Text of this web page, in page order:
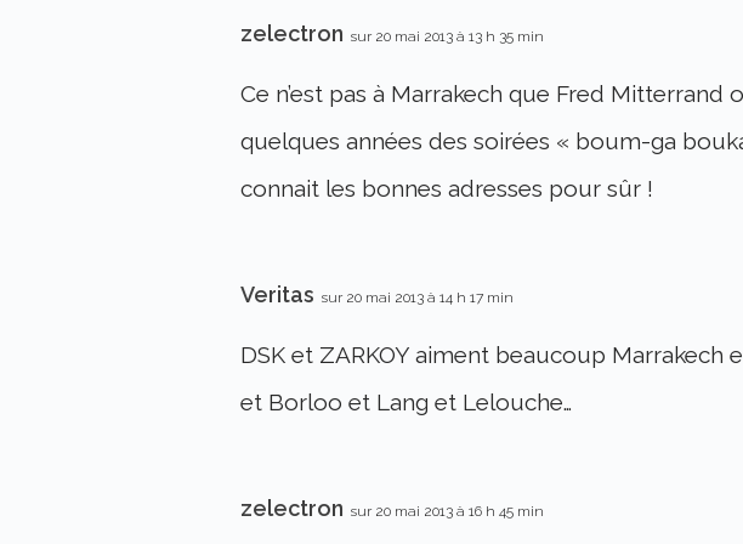
zelectron sur 20 mai 2013 à 13 h 35 min
Ce n’est pas à Marrakech que Fred Mitterrand
quelques années des soirées « boum-ga
connait les bonnes adresses pour sûr !
Veritas sur 20 mai 2013 à 14 h 17 min
DSK et ZARKOY aiment beaucoup Marrakech
et Borloo et Lang et Lelouche…
zelectron sur 20 mai 2013 à 16 h 45 min